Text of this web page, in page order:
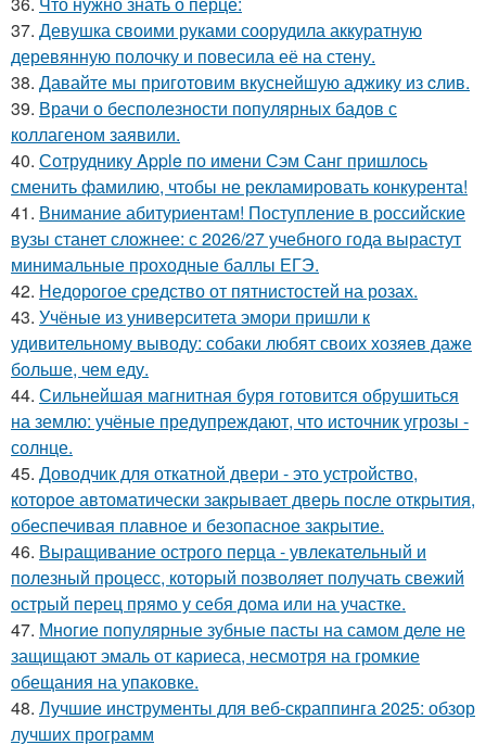
37. Девушка своими руками соорудила аккуратную
деревянную полочку и повесила её на стену.
38. Давайте мы приготовим вкуснейшую аджику из cлив.
39. Врачи о бесполезности популярных бадов с
коллагеном заявили.
40. Сотруднику Apple по имени Сэм Санг пришлось
сменить фамилию, чтобы не рекламировать конкурента!
41. Внимание абитуриентам! Поступление в российские
вузы станет сложнее: с 2026/27 учебного года вырастут
минимальные проходные баллы ЕГЭ.
42. Недорогое средство от пятнистостей на розах.
43. Учёные из университета эмори пришли к
удивительному выводу: собаки любят своих хозяев даже
больше, чем еду.
44. Сильнейшая магнитная буря готовится обрушиться
на землю: учёные предупреждают, что источник угрозы -
солнце.
45. Доводчик для откатной двери - это устройство,
которое автоматически закрывает дверь после открытия,
обеспечивая плавное и безопасное закрытие.
46. Выращивание острого перца - увлекательный и
полезный процесс, который позволяет получать свежий
острый перец прямо у себя дома или на участке.
47. Многие популярные зубные пасты на самом деле не
защищают эмаль от кариеса, несмотря на громкие
обещания на упаковке.
48. Лучшие инструменты для веб-скраппинга 2025: обзор
лучших программ